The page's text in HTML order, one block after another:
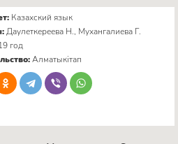
Казахский язык
Даулеткереева Н., Мухангалиева Г.
год
Алматыкітап